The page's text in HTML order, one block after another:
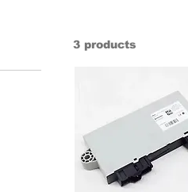
3 products